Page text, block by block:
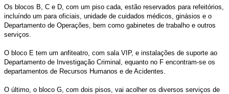
Os blocos B, C e D, com um piso cada, estão reservados para refeitórios,
incluíndo um para oficiais, unidade de cuidados médicos, ginásios e o
Departamento de Operações, bem como gabinetes de trabalho e outros
serviços.
O bloco E tem um anfiteatro, com sala VIP, e instalações de suporte ao
Departamento de Investigação Criminal, equanto no F encontram-se os
departamentos de Recursos Humanos e de Acidentes.
O último, o bloco G, com dois pisos, vai acolher os diversos serviços de